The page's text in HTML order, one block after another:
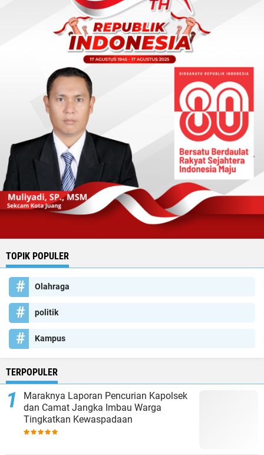
TOPIK POPULER
Olahraga
politik
Kampus
TERPOPULER
Maraknya Laporan Pencurian Kapolsek
dan Camat Jangka Imbau Warga
Tingkatkan Kewaspadaan